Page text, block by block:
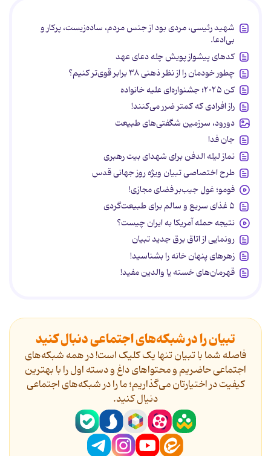
شهید رئیسی، مردی بود از جنس مردم، ساده‌زیست، پرکار و
بی‌ادعا.
کدهای پیشواز پویش چله دعای عهد
چطور خودمان را از نظر ذهنی ۳۸ برابر قوی‌تر کنیم؟
کن ۲۰۲۵؛ جشنواره‌ای علیه خانواده
راز افرادی که کمتر ضرر می‌کنند!
دورود، سرزمین شگفتی‌های طبیعت
جان فدا
نماز لیله الدفن برای شهدای بیت رهبری
طرح اختصاصی تبیان ویژه روز جهانی قدس
فومو؛ غول جیب‌بر فضای مجازی!
۵ غذای سریع و سالم برای طبیعت‌گردی
نتیجه حمله آمریکا به ایران چیست؟
رونمایی از اتاق برق جدید تبیان
زهرهای پنهان خانه را بشناسید!
قهرمان‌های خسته یا والدین مفید!
تبیان را در شبکه‌های اجتماعی دنبال کنید
فاصله شما با تبیان تنها یک کلیک است! در همه شبکه‌های
اجتماعی حاضریم و محتواهای داغ و دسته اول را با بهترین
کیفیت در اختیارتان می‌گذاریم؛ ما را در شبکه‌های اجتماعی
دنیال کنید.